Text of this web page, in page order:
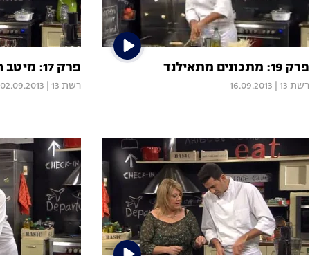
פרק 19: מתכונים מתאילנד
רשת 13 16.09.2013
פרק 17: מיטב המתכונים מהעולם
רשת 13 02.09.2013